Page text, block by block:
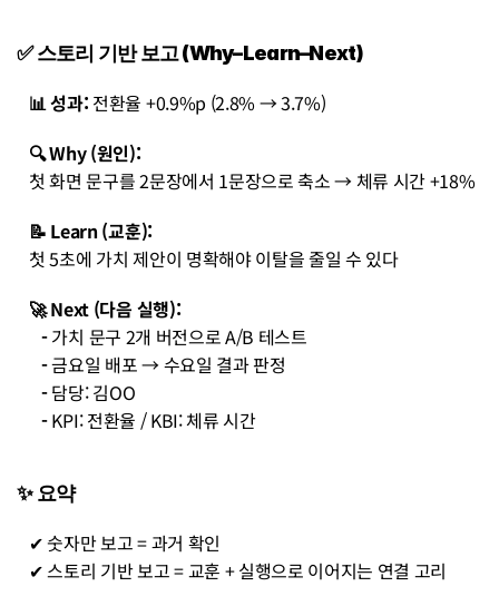
✅ 스토리 기반 보고 (Why–Learn–Next)
   📊 성과:
전환율 +0.9%p (2.8% → 3.7%)
   🔍 Why (원인):
   첫 화면 문구를 2문장에서 1문장으로 축소 → 체류 시간 +18%
   📝 Learn (교훈):
   첫 5초에 가치 제안이 명확해야 이탈을 줄일 수 있다
   🚀 Next (다음 실행):
      -
가치 문구 2개 버전으로 A/B 테스트
      -
금요일 배포 → 수요일 결과 판정
      -
담당: 김OO
      -
KPI: 전환율 / KBI: 체류 시간
✨ 요약
   ✔︎ 숫자만 보고 = 과거 확인
   ✔︎ 스토리 기반 보고 = 교훈 + 실행으로 이어지는 연결 고리